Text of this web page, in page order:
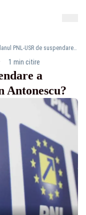
Planul PNL-USR de suspendare a președintelui. Ce știe Crin Antonescu?
1 min citire
a
Antonescu?